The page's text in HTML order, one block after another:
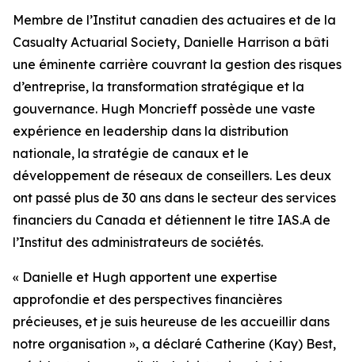
Membre de l’Institut canadien des actuaires et de la
Casualty Actuarial Society, Danielle Harrison a bâti
une éminente carrière couvrant la gestion des risques
d’entreprise, la transformation stratégique et la
gouvernance. Hugh Moncrieff possède une vaste
expérience en leadership dans la distribution
nationale, la stratégie de canaux et le
développement de réseaux de conseillers. Les deux
ont passé plus de 30 ans dans le secteur des services
financiers du Canada et détiennent le titre IAS.A de
l’Institut des administrateurs de sociétés.
« Danielle et Hugh apportent une expertise
approfondie et des perspectives financières
précieuses, et je suis heureuse de les accueillir dans
notre organisation », a déclaré Catherine (Kay) Best,